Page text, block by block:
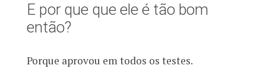
E por que que ele é tão bom
então?
Porque aprovou em todos os testes.